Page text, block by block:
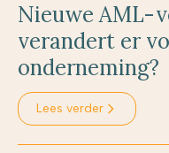
Nieuwe AML-
verandert er
onderneming?
Lees verder